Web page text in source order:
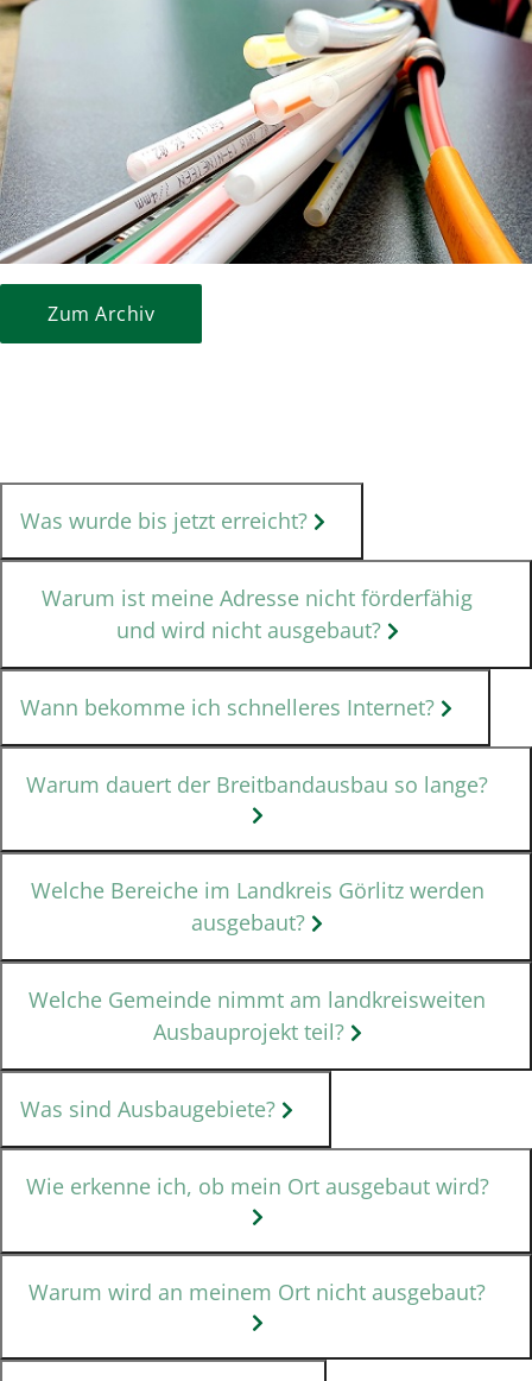
Zum Archiv
Was wurde bis jetzt erreicht?
Warum ist meine Adresse nicht förderfähig
und wird nicht ausgebaut?
Wann bekomme ich schnelleres Internet?
Welche Bereiche im Landkreis Görlitz werden
ausgebaut?
Welche Gemeinde nimmt am landkreisweiten
Ausbauprojekt teil?
Was sind Ausbaugebiete?
Wie erkenne ich, ob mein Ort ausgebaut wird?